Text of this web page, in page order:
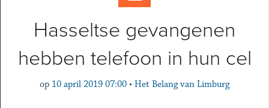
Hasseltse gevangenen
hebben telefoon in hun cel
op 10 april 2019 07:00 • Het Belang van Limburg